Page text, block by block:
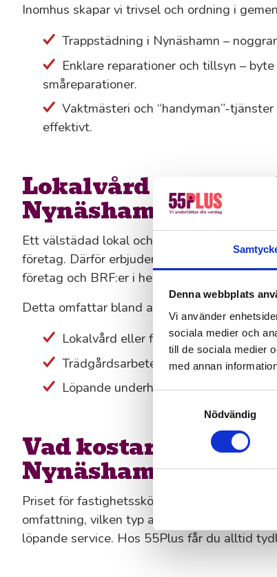
Denna webbplats
Vi använder
sociala medier och
till de sociala medier
med annan
Nödvändig
Inomhus skapar vi trivsel och ordning i
Trappstädning i Nynäshamn –
Enklare reparationer och tillsyn –
småreparationer.
Vaktmästeri och “handyman”-
effektivt.
Lokalvård och
Nynäshamn
Ett välstädad lokal och en prydlig gård gör
företag. Därför erbjuder vi både lokalvård
företag och BRF:er i hela Nynäshamn.
Detta omfattar bland annat:
Lokalvård eller företagsstäd med
Trädgårdsarbete, plantering och
Löpande underhåll av buskar,
Vad kostar
Nynäshamn?
Priset för fastighetsskötsel i Nynäshamn
omfattning, vilken typ av tjänster du
löpande service. Hos 55Plus får du alltid